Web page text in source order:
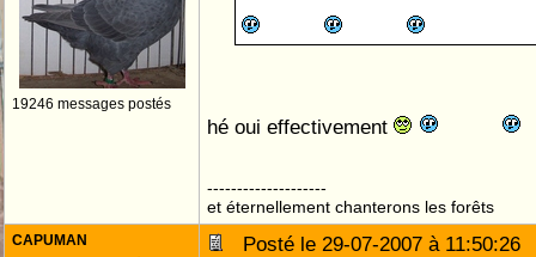
19246 messages postés
hé oui effectivement
--------------------
et éternellement chanterons les forêts
CAPUMAN
Posté le 29-07-2007 à